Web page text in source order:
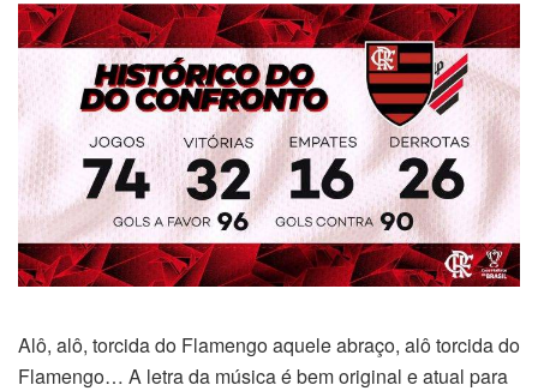
Alô, alô, torcida do Flamengo aquele abraço, alô torcida do
Flamengo… A letra da música é bem original e atual para